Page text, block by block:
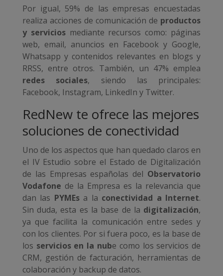
Por igual, 59% de las empresas encuestadas
realiza acciones de comunicación de productos
y servicios mediante recursos como: páginas
web, email, anuncios en Facebook y Google,
Whatsapp y contenidos relevantes en blogs y
RRSS, entre otros. También, un 47% emplea
redes sociales, siendo las principales:
Facebook, Instagram, LinkedIn y Twitter.
RedNew te ofrece las mejores
soluciones de conectividad
Uno de los aspectos que han quedado claros en
el IV Estudio sobre el Estado de Digitalización
de las Empresas españolas del Observatorio
Vodafone de la Empresa es la relevancia que
dan las PYMEs a la conectividad a Internet.
Sin duda, esta es la base de la digitalización,
ya que facilita la comunicación entre sedes y
con los clientes. Por si fuera poco, es la base de
los servicios en la nube como los servicios de
CRM, gestión de facturación, herramientas de
colaboración y backup de datos.